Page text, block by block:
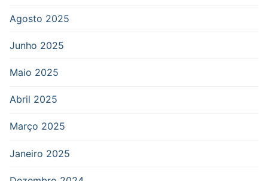
Agosto 2025
Junho 2025
Maio 2025
Abril 2025
Março 2025
Janeiro 2025